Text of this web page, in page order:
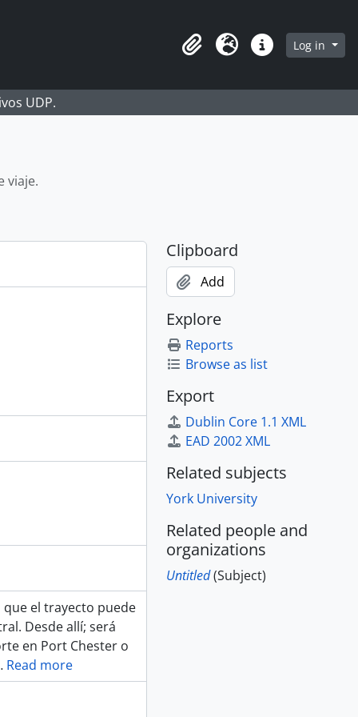
ClipboardLanguageQuick linksLog in
UDP.
viaje.
el trayecto puede
Desde allí; será
en Port Chester o
Read more
Clipboard
Add
Explore
Reports
Browse as list
Export
Dublin Core 1.1 XML
EAD 2002 XML
Related subjects
York University
Related people and
organizations
Untitled(Subject)